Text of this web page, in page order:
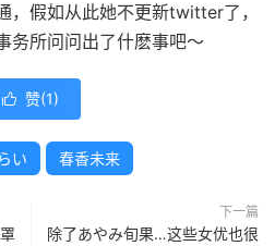
，假如从此她不更新twitter了，
务所问问出了什麽事吧～
 赞(1)
い 春香未来
下一篇
除了あやみ旬果…这些女优也很